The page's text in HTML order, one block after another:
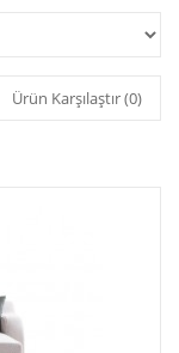
Ürün Karşılaştır (0)